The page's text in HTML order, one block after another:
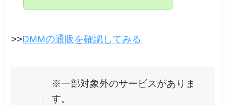
>>DMMの通販を確認してみる
※一部対象外のサービスがありま
す。